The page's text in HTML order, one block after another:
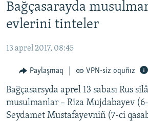
qaytmaq
Baş
qaytmaq
qaytmaq
SİYASET
CEMİYET
MEDENİYET
İNSAN AQLARI
VİDEO
Bağçasarayda
evlerini tinteler
13 aprel 2017, 08:45
Paylaşmaq VPN-siz oquñız
Bağçasarsyda aprel 13 sabası Rus
musulmanlar – Riza Mujdabayev (6-
Seydamet Mustafayevniñ (7-ci